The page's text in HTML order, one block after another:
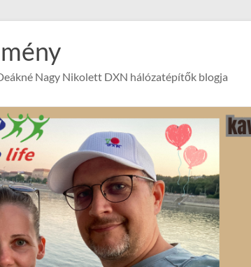
Nagy Nikolett DXN hálózatépítők blogja